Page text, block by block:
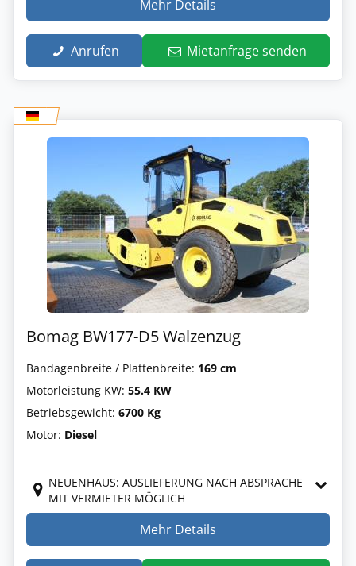
Mehr Details
Anrufen Mietanfrage senden
Bomag BW177-D5 Walzenzug
Bandagenbreite / Plattenbreite: 169 cm
Motorleistung KW: 55.4 KW
Betriebsgewicht: 6700 Kg
Motor: Diesel
NEUENHAUS: AUSLIEFERUNG NACH ABSPRACHE
MIT VERMIETER MÖGLICH
Mehr Details